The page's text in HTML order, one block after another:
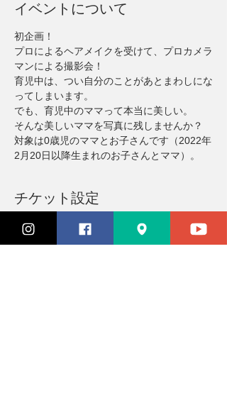
イベントについて
初企画！
プロによるヘアメイクを受けて、プロカメラ
マンによる撮影会！
育児中は、つい自分のことがあとまわしにな
ってしまいます。
でも、育児中のママって本当に美しい。
そんな美しいママを写真に残しませんか？
対象は0歳児のママとお子さんです（2022年
2月20日以降生まれのお子さんとママ）。
チケット設定